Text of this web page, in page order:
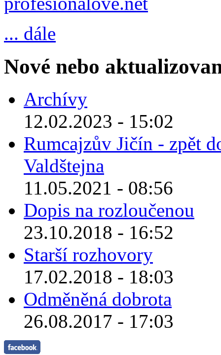
... dále
Nové nebo
Archívy
12.02.2023 - 15:02
Rumcajzův Jičín - zpět
Valdštejna
11.05.2021 - 08:56
Dopis na rozloučenou
23.10.2018 - 16:52
Starší rozhovory
17.02.2018 - 18:03
Odměněná dobrota
26.08.2017 - 17:03